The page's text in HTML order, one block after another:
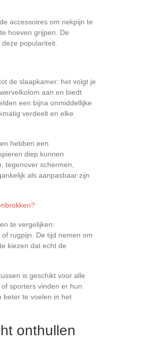
accessoires om nekpijn te
hoeven grijpen. De
populariteit.
de slaapkamer: het volgt je
aan en biedt
een bijna onmiddellijke
verdeelt en elke
hebben een
diep kunnen
tegenover schermen,
als aanpasbaar zijn
te vergelijken:
rugpijn. De tijd nemen om
kiezen dat echt de
is geschikt voor alle
sporters vinden er hun
beter te voelen in het
onthullen